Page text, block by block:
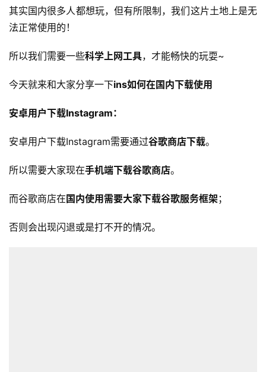
其实国内很多人都想玩，但有所限制，我们这片土地上是无
法正常使用的！
所以我们需要一些科学上网工具，才能畅快的玩耍~
今天就来和大家分享一下ins如何在国内下载使用
安卓用户下载Instagram：
安卓用户下载Instagram需要通过谷歌商店下载。
所以需要大家现在手机端下载谷歌商店。
而谷歌商店在 国内使用需要大家下载谷歌服务框架；
否则会出现闪退或是打不开的情况。